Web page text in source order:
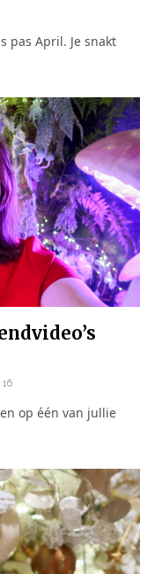
pas April. Je snakt
16
op één van jullie